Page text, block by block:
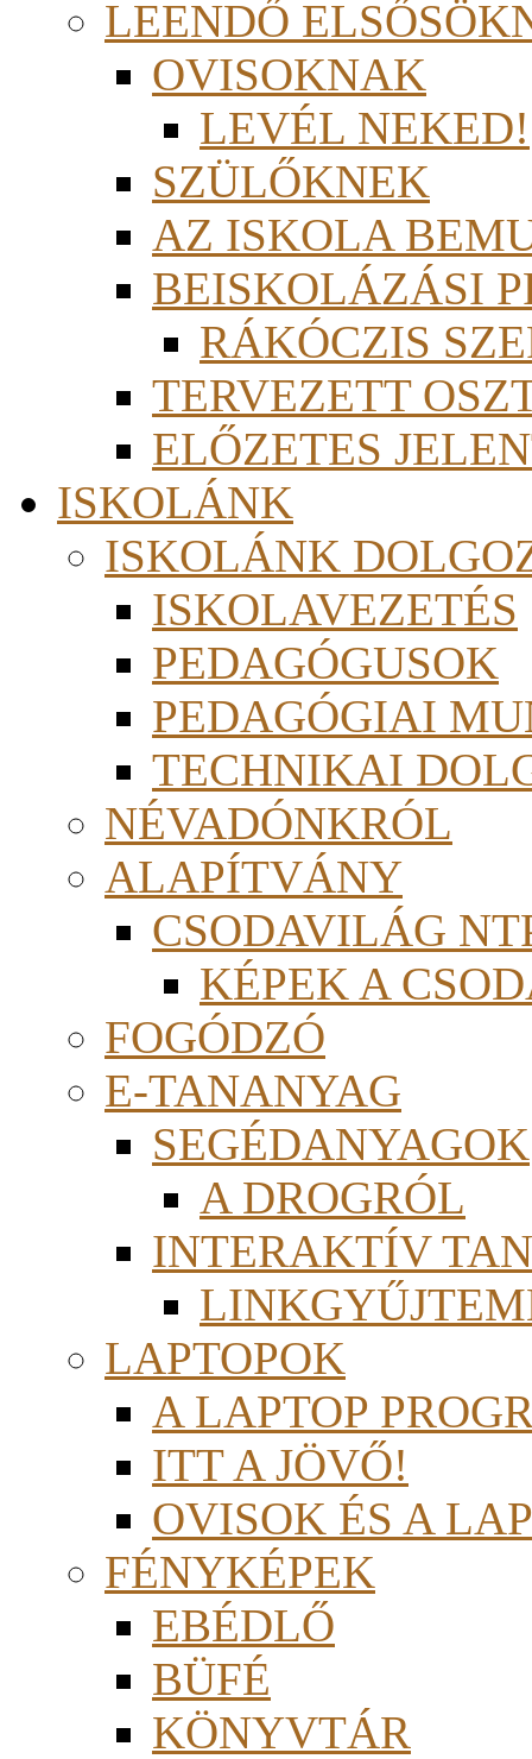
LEENDŐ
OVISOKNAK
LEVÉL NEKED!
SZÜLŐKNEK
AZ ISKOLA
BEISKOLÁZÁSI
RÁKÓCZIS
TERVEZETT
ELŐZETES
ISKOLÁNK
ISKOLÁNK
ISKOLAVEZETÉS
PEDAGÓGUSOK
PEDAGÓGIAI
TECHNIKAI
NÉVADÓNKRÓL
ALAPÍTVÁNY
CSODAVILÁG
KÉPEK A
FOGÓDZÓ
E-TANANYAG
SEGÉDANYAGOK
A DROGRÓL
INTERAKTÍV
LAPTOPOK
A LAPTOP
ITT A JÖVŐ!
OVISOK ÉS A
FÉNYKÉPEK
EBÉDLŐ
BÜFÉ
KÖNYVTÁR